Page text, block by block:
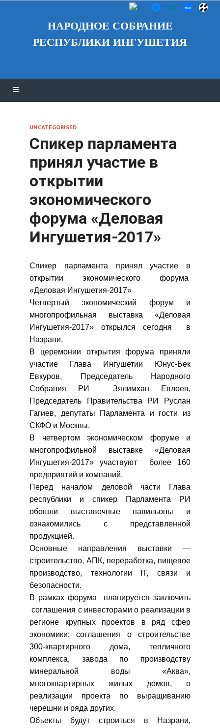
НАРОДНОЕ СОБРАНИЕ
РЕСПУБЛИКИ ИНГУШЕТИЯ
UNCATEGORISED
Спикер парламента
принял участие в
открытии
экономического
форума «Деловая
Ингушетия-2017»
Спикер парламента принял участие в
открытии экономического форума
«Деловая Ингушетия-2017»
Четвертый экономический форум и
многопрофильная выставка «Деловая
Ингушетия-2017» открылся сегодня в
Назрани.
В церемонии открытия форума приняли
участие Глава Ингушетии Юнус-Бек
Евкуров, Председатель Народного
Собрания РИ Зялимхан Евлоев,
Председатель Правительства РИ Руслан
Гагиев, депутаты Парламента и гости из
СКФО и Москвы.
В четвертом экономическом форуме и
многопрофильной выставке «Деловая
Ингушетия-2017» участвуют более 160
предприятий и компаний.
Перед началом деловой части Глава
республики и спикер Парламента РИ
обошли выставочные павильоны и
ознакомились с представленной
продукцией.
Основные направления выставки —
строительство, АПК, переработка, пищевое
производство, технологии IT, связи и
безопасности.
В рамках форума планируется заключить
соглашения с инвесторами о реализации в
регионе крупных проектов в ряд сфер
экономики: соглашения о строительстве
300-квартирного дома, тепличного
комплекса, завода по производству
минеральной воды «Аква»,
многоквартирных жилых домов, о
реализации проекта по выращиванию
черешни и ряда других.
Объекты будут строиться в Назрани,